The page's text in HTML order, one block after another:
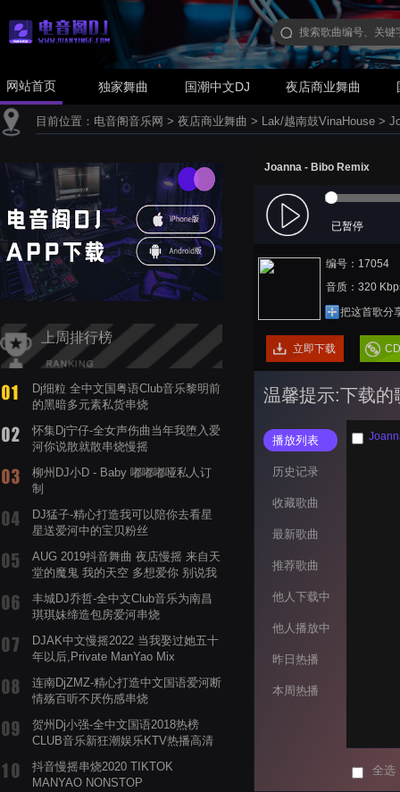
网站首页 独家舞曲 国潮中文DJ 夜店商业舞曲
目前位置： 电音阁音乐网 > 夜店商业舞曲 > Lak/越南鼓VinaHouse >
上周排行榜
Dj细粒 全中文国粤语Club音乐黎明前
的黑暗多元素私货串烧
怀集Dj宁仔-全女声伤曲当年我堕入爱
河你说散就散串烧慢摇
柳州DJ小D - Baby 嘟嘟嘟哑私人订
制
DJ猛子-精心打造我可以陪你去看星
星送爱河中的宝贝粉丝
AUG 2019抖音舞曲 夜店慢摇 来自天
堂的魔鬼 我的天空 多想爱你 别说我
丰城DJ乔哲-全中文Club音乐为南昌
琪琪妹缔造包房爱河串烧
DJAK中文慢摇2022 当我娶过她五十
年以后,Private ManYao Mix
连南DjZMZ-精心打造中文国语爱河断
情殇百听不厌伤感串烧
贺州Dj小强-全中文国语2018热榜
CLUB音乐新狂潮娱乐KTV热播高清
抖音慢摇串烧2020 TIKTOK
MANYAO NONSTOP
Joanna - Bibo Remix
已暂停
编号：17054
音质：320
把这首歌分
立即下载
温馨提示:下载的
播放列表
历史记录
收藏歌曲
最新歌曲
推荐歌曲
他人下载中
他人播放中
昨日热播
本周热播
全选